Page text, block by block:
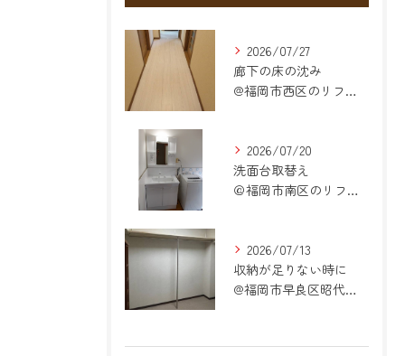
2026/07/27
廊下の床の沈み
@福岡市西区のリフォーム
2026/07/20
洗面台取替え
＠福岡市南区のリフォーム
2026/07/13
収納が足りない時に
@福岡市早良区昭代のリフォーム